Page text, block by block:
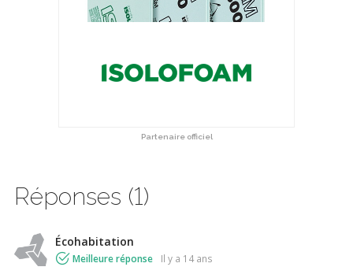
Partenaire officiel
Réponses (1)
Écohabitation
Meilleure réponse il y a 14 ans